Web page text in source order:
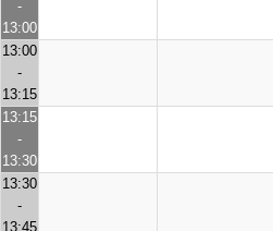
-
13:00
13:00
-
13:15
13:15
-
13:30
13:30
-
13:45